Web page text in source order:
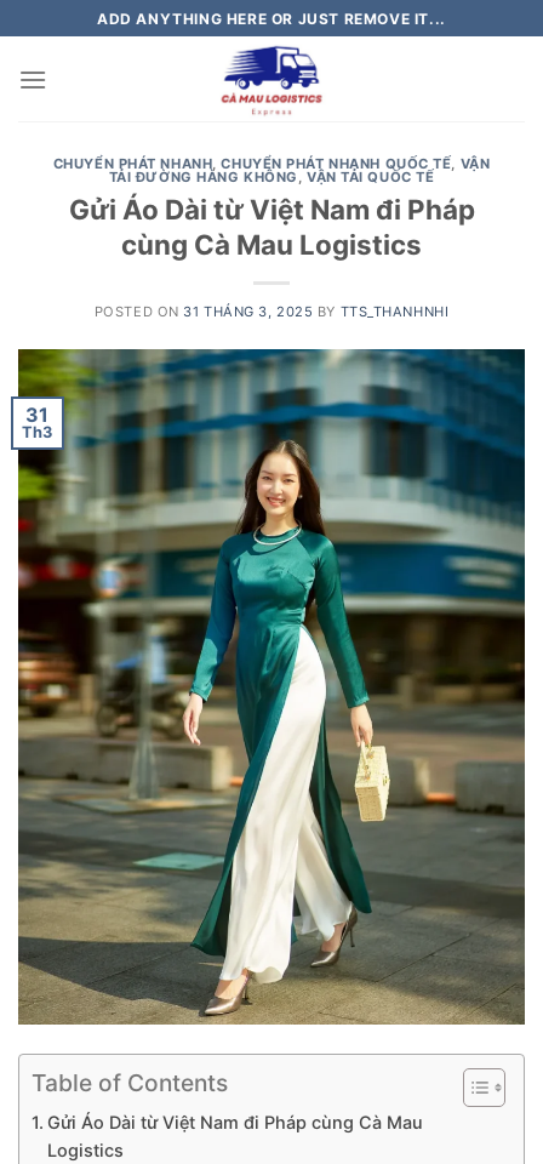
to
content
ADD ANYTHING HERE OR JUST REMOVE IT...
CHUYỂN PHÁT NHANH,CHUYỂN PHÁT NHANH QUỐC TẾ, VẬN
TẢI ĐƯỜNG HÀNG KHÔNG , VẬN TẢI QUỐC TẾ
Gửi Áo Dài từ Việt Nam đi Pháp
cùng Cà Mau Logistics
POSTED ON 31 THÁNG 3, 2025 BY TTS_THANHNHI
31
Th3
Table of Contents
Gửi Áo Dài từ Việt Nam đi Pháp cùng Cà Mau
Logistics